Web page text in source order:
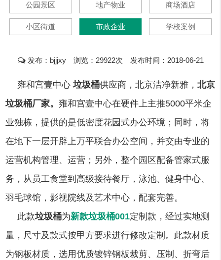
公园景区 地产物业 商场酒店
小区街道 市政企业 学校案例
发布：bjjjxy 浏览：29922次 发布时间：2018-06-21
雍和宫壹中心垃圾桶供应商，北京洁净新雅，北京
垃圾桶厂家。 雍和宫壹中心在硬件上主推5000平米企
业独栋，提供的是低密度花园式办公环境；同时，将
在地下一层开辟上万平联合办公空间，并交由专业的
运营机构管理、运营；另外，整个园区配备管家式服
务，从员工食堂到高级接待餐厅，泳池、健身中心、
羽毛球馆，影视院线及艺术中心，配套完善。
此款垃圾桶为新款垃圾桶001定制款，经过实地测
量，尺寸及款式按甲方要求进行修改定制。此款材质
为钢板材质，选用优质镀锌钢板裁剪、压制、折弯后